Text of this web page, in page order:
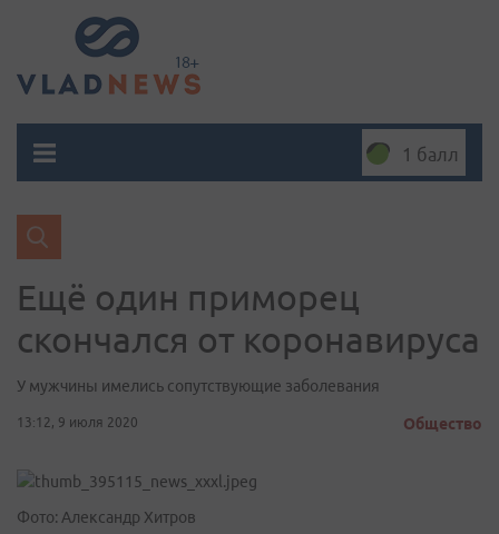
1 балл
Ещё один приморец
скончался от коронавируса
У мужчины имелись сопутствующие заболевания
13:12, 9 июля 2020 Общество
Фото: Александр Хитров